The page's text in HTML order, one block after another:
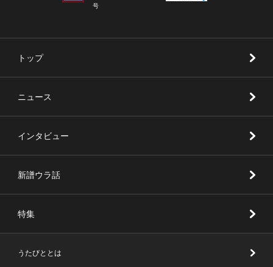
号
トップ
ニュース
インタビュー
新譜ウラ話
特集
うたびととは